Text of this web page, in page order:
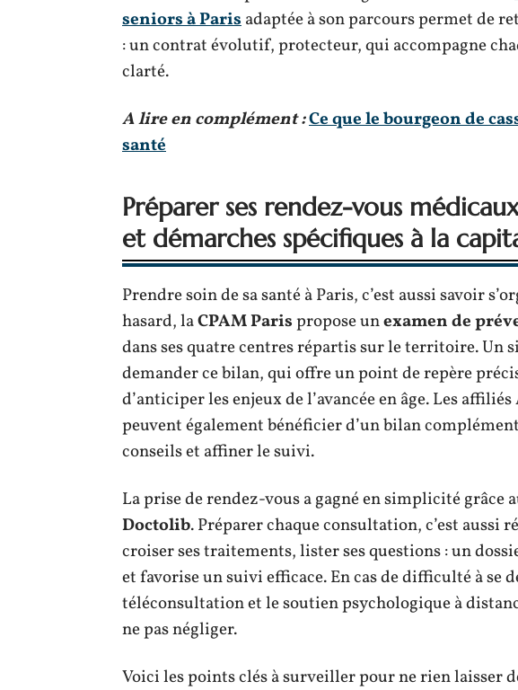
seniors à Parisadaptée à son parcours permet de
: un contrat évolutif, protecteur, qui accompagne
clarté.
A lire en complément :Ce que le bourgeon de
santé
Préparer ses rendez-vous
et démarches spécifiques à la
Prendre soin de sa santé à Paris, c’est aussi savoir
hasard, laCPAM Parispropose unexamen de
dans ses quatre centres répartis sur le territoire. Un
demander ce bilan, qui offre un point de repère
d’anticiper les enjeux de l’avancée en âge. Les
peuvent également bénéficier d’un bilan
conseils et affiner le suivi.
La prise de rendez-vous a gagné en simplicité grâce
Doctolib. Préparer chaque consultation, c’est aussi
croiser ses traitements, lister ses questions : un
et favorise un suivi efficace. En cas de difficulté à se
téléconsultation et le soutien psychologique à
ne pas négliger.
Voici les points clés à surveiller pour ne rien laisser